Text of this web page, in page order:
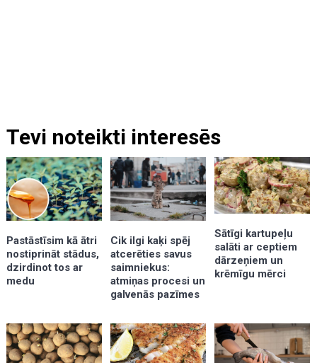
Tevi noteikti interesēs
Pastāstīsim kā ātri
nostiprināt stādus,
dzirdinot tos ar
medu
Cik ilgi kaķi spēj
atcerēties savus
saimniekus:
atmiņas procesi un
galvenās pazīmes
Sātīgi kartupeļu
salāti ar ceptiem
dārzeņiem un
krēmīgu mērci